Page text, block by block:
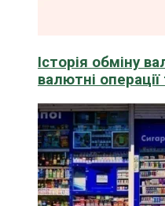
Історія обміну
валютні